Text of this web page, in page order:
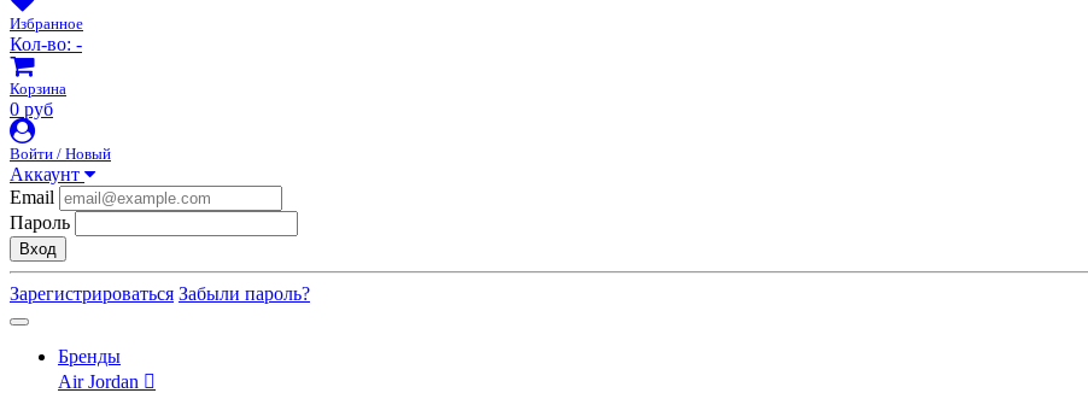
Избранное
Кол-во: -
Корзина
0 руб
Войти / Новый
Аккаунт
Email
Пароль
Вход
Зарегистрироваться Забыли пароль?
Бренды
Air Jordan